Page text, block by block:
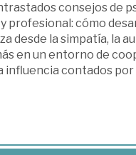
consejos de
cómo
desde la simpatía, la
en un entorno de
contados